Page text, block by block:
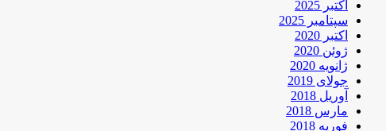
اکتبر 2025
سپتامبر 2025
اکتبر 2020
ژوئن 2020
ژانویه 2020
جولای 2019
آوریل 2018
مارس 2018
فوریه 2018